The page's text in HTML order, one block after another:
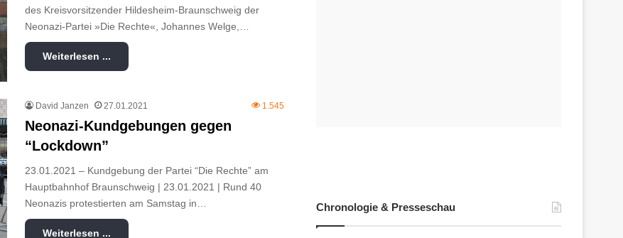
des Kreisvorsitzender Hildesheim-Braunschweig der
Neonazi-Partei »Die Rechte«, Johannes Welge,…
Weiterlesen ...
David Janzen 27.01.2021 1.545
Neonazi-Kundgebungen gegen
“Lockdown”
23.01.2021 – Kundgebung der Partei “Die Rechte” am
Hauptbahnhof Braunschweig | 23.01.2021 | Rund 40
Neonazis protestierten am Samstag in…
Weiterlesen ...
Chronologie & Presseschau